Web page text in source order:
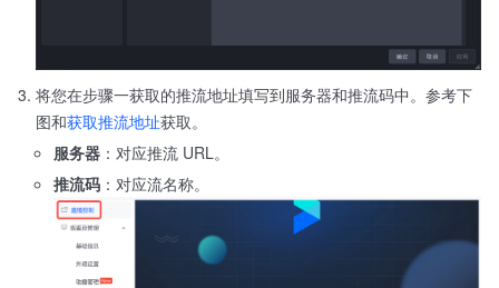
将您在步骤一获取的推流地址填写到服务器和推流码中。参考下
图和获取推流地址获取。
服务器 ：对应推流 URL。
推流码 ：对应流名称。